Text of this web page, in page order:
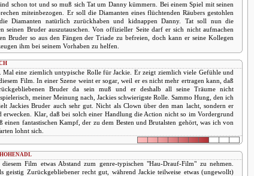
schon tot und so muß sich Tat um Danny kümmern. Bei einem Spiel mit seinen
miteinbezogen. Er soll die Diamanten eines flüchtenden Räubers gestohlen
Diamanten natürlich zurückhaben und kidnappen Danny. Tat soll nun die
seinen Bruder auszutauschen. Von offizieller Seite darf er sich nicht aufmachen
Bruder so aus den Fängen der Triade zu befreien, doch kann er seine Kollegen
ihm bei seinem Vorhaben zu helfen.
eine ziemlich untypische Rolle für Jackie. Er zeigt ziemlich viele Gefühle und
Film. In einer Szene weint er sogar, weil er es nicht mehr ertragen kann, daß
Bruder da sein muß und er deshalb all seine Träume nicht
meiner Meinung nach, Jackies schwierigste Rolle. Sammo Hung, den ich
Jackies Bruder auch sehr gut. Nicht als Clown über den man lacht, sondern er
Klar, daß bei solch einer Handlung die Action nicht so im Vordergrund
einen fantastischen Kampf, der zu dem Besten und Brutalsten gehört, was ich von
lohnt sich.
Film etwas Abstand zum genre-typischen "Hau-Drauf-Film" zu nehmen.
geistig Zurückgebliebener recht gut, während Jackie teilweise etwas (ungewollt)